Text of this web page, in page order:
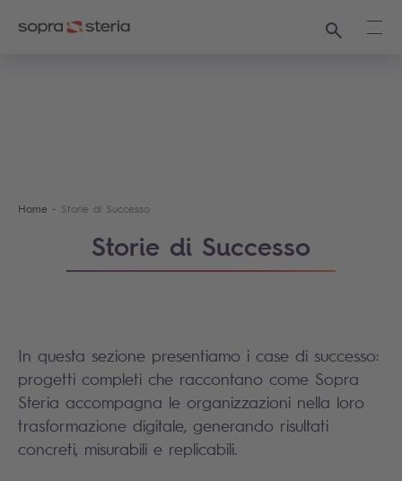
Ricerca
Home Storie di Successo
Storie di Successo
In questa sezione presentiamo i case di successo:
progetti completi che raccontano come Sopra
Steria accompagna le organizzazioni nella loro
trasformazione digitale, generando risultati
concreti, misurabili e replicabili.